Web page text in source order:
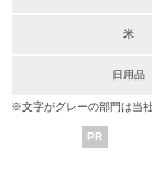
米
日用品
※文字がグレーの部門は当
PR